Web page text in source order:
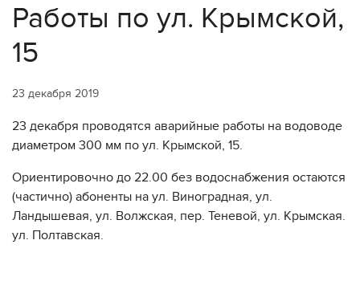
Работы по ул. Крымской,
15
23 декабря 2019
23 декабря проводятся аварийные работы на водоводе
диаметром 300 мм по ул. Крымской, 15.
Ориентировочно до 22.00 без водоснабжения остаются
(частично) абоненты на ул. Виноградная, ул.
Ландышевая, ул. Волжская, пер. Теневой, ул. Крымская.
ул. Полтавская.